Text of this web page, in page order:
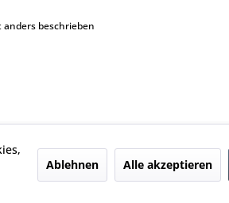
beschrieben
Ablehnen Alle akzeptieren